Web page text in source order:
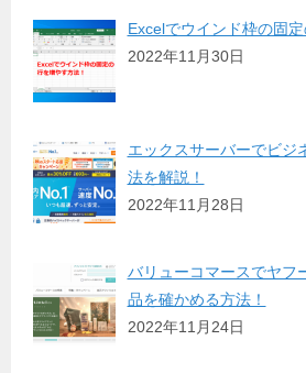
Excelでウインド枠の固
2022年11月30日
エックスサーバーでビジ
法を解説！
2022年11月28日
バリューコマースでヤフ
品を確かめる方法！
2022年11月24日